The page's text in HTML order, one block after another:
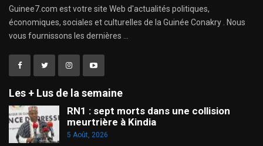
Guinee7.com est votre site Web d'actualités politiques,
économiques, sociales et culturelles de la Guinée Conakry . Nous
vous fournissons les dernières ...
Les + Lus de la semaine
RN1 : sept morts dans une collision
meurtrière à Kindia
5 Août, 2026